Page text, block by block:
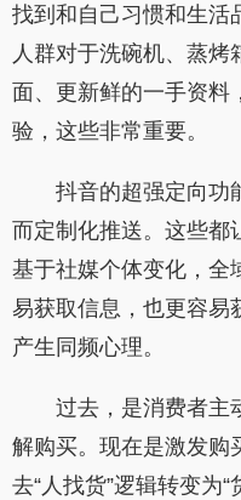
找到和自己习惯和生活
人群对于洗碗机、蒸
面、更新鲜的一手资料
验，这些非常重要。
抖音的超强定向功
而定制化推送。这些都
基于社媒个体变化，全
易获取信息，也更容易
产生同频心理。
过去，是消费者主
解购买。现在是激发购
去“人找货”逻辑转变为